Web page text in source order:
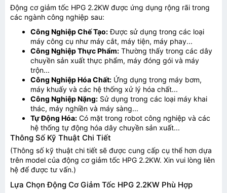
Động cơ giảm tốc HPG 2.2KW được ứng dụng rộng rãi trong
các ngành công nghiệp sau:
Công Nghiệp Chế Tạo:Được sử dụng trong các loại
máy công cụ như máy cắt, máy tiện, máy phay...
Công Nghiệp Thực Phẩm: Thường thấy trong các dây
chuyền sản xuất thực phẩm, máy đóng gói và máy
trộn...
Công Nghiệp Hóa Chất: Ứng dụng trong máy bơm,
máy khuấy và các hệ thống xử lý hóa chất...
Công Nghiệp Nặng: Sử dụng trong các loại máy khai
thác, máy nghiền và máy sàng...
Tự Động Hóa: Có mặt trong robot công nghiệp và các
hệ thống tự động hóa dây chuyền sản xuất...
Thông Số Kỹ Thuật Chi Tiết
(Thông số kỹ thuật chi tiết sẽ được cung cấp cụ thể hơn dựa
trên model của động cơ giảm tốc HPG 2.2KW. Xin vui lòng liên
hệ để được tư vấn.)
Lựa Chọn Động Cơ Giảm Tốc HPG 2.2KW Phù Hợp